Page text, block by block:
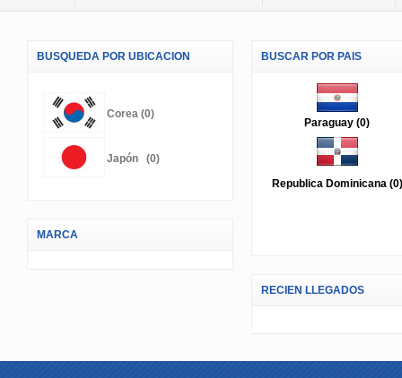
BUSQUEDA POR UBICACION
Corea (0)
Japón (0)
MARCA
BUSCAR POR PAIS
Paraguay (0)
Republica Dominicana (0)
RECIEN LLEGADOS